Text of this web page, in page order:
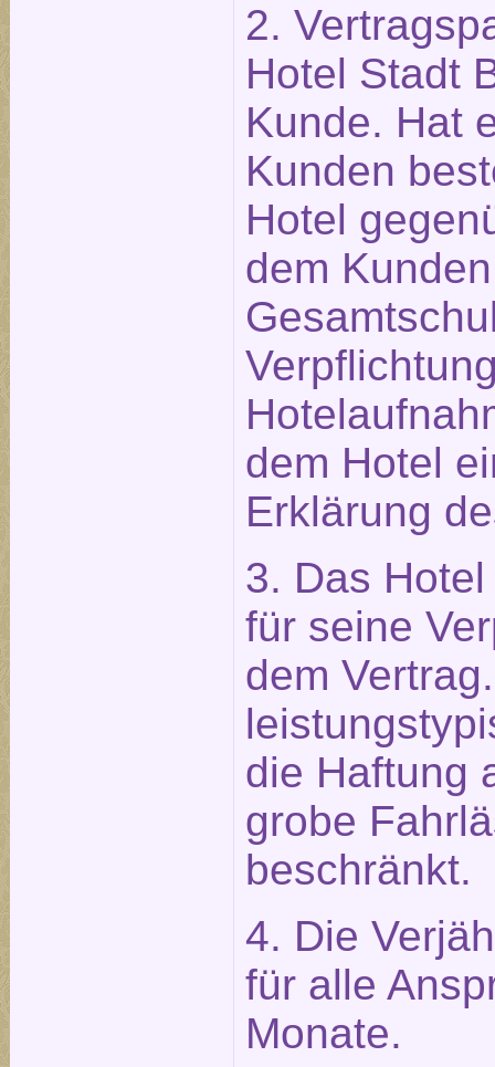
2.
Hotel Stadt
Kunde. Hat
Kunden
Hotel
dem
dem Hotel
Erklärung
3. Das
für seine
dem
die Haftung
grobe
beschränkt.
4. Die
für alle
Monate.